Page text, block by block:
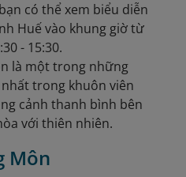
có thể xem biểu diễn
Huế vào khung giờ từ
- 15:30.
là một trong những
trong khuôn viên
cảnh thanh bình bên
với thiên nhiên.
Môn